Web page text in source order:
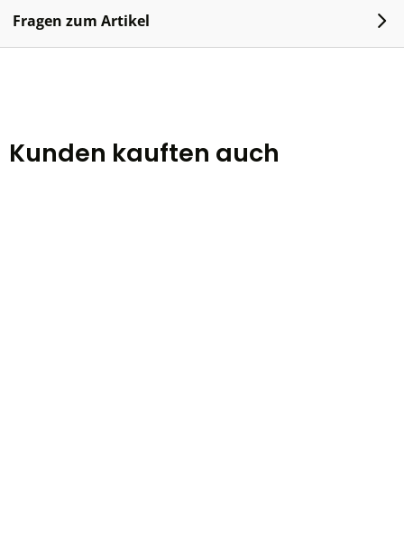
Fragen zum Artikel
Kunden kauften auch